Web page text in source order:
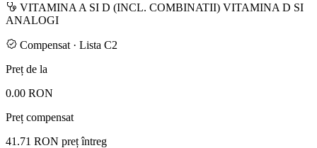
VITAMINA A SI D (INCL. COMBINATII) VITAMINA D SI
ANALOGI
Compensat · Lista C2
Preț de la
0.00 RON
Preț compensat
41.71 RON preț întreg